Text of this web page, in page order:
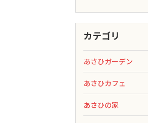
カテゴリ
あさひガーデン
あさひカフェ
あさひの家